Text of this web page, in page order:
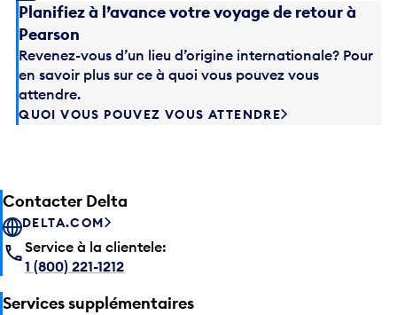
Planifiez à l’avance votre voyage de retour à
Pearson
Revenez-vous d’un lieu d’origine internationale? Pour
en savoir plus sur ce à quoi vous pouvez vous
attendre.
QUOI VOUS POUVEZ VOUS ATTENDRE
Contacter Delta
DELTA.COM
Service à la clientele:
1 (800) 221-1212
Services supplémentaires